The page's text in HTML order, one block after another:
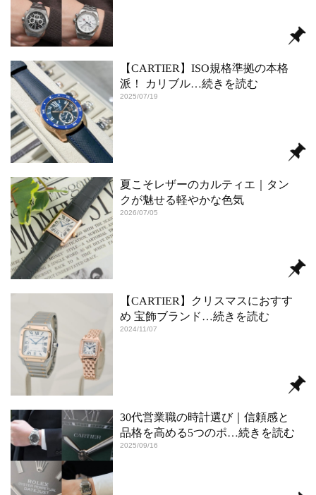
【CARTIER】ISO規格準拠の本格
派！ カリブル…続きを読む
2025/07/19
夏こそレザーのカルティエ｜タン
クが魅せる軽やかな色気
2026/07/05
【CARTIER】クリスマスにおすす
め 宝飾ブランド …続きを読む
2024/11/07
30代営業職の時計選び｜信頼感と
品格を高める5つのポ…続きを読む
2025/09/16